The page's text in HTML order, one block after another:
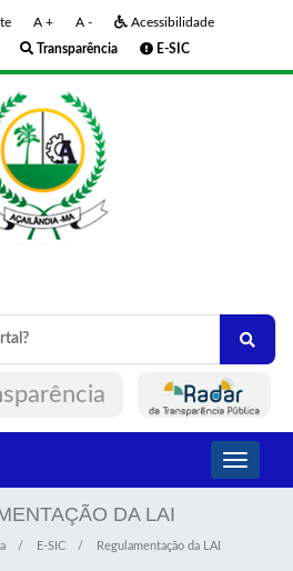
A + A -
Acessibilidade
Transparência E-SIC
Toggle
DA LAI
E-SIC Regulamentação da LAI